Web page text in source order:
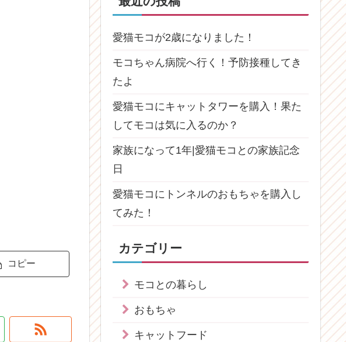
コピー
愛猫モコが2歳になりました！
モコちゃん病院へ行く！予防接種してき
たよ
愛猫モコにキャットタワーを購入！果た
してモコは気に入るのか？
家族になって1年|愛猫モコとの家族記念
日
愛猫モコにトンネルのおもちゃを購入し
てみた！
カテゴリー
モコとの暮らし
おもちゃ
キャットフード